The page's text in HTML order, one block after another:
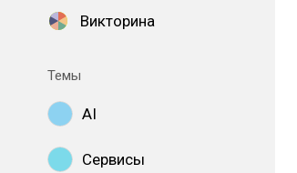
Викторина
Темы
AI
Сервисы